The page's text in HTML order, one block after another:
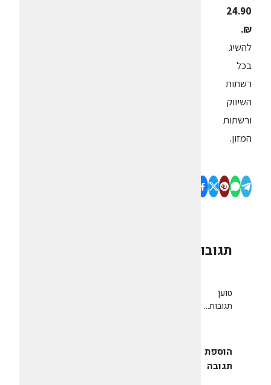
24.90
₪.
להשיג
בכל
רשתות
השיווק
ורשתות
המזון.
תגובות
טוען
תגובות...
הוספת
תגובה